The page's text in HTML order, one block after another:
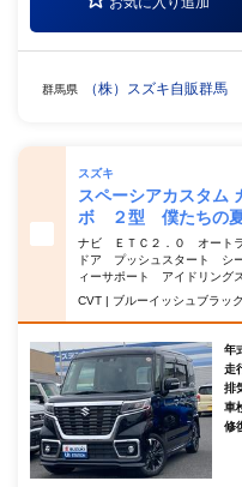
群馬県 （株）スズキ自販群
スズキ
スペーシアカスタ
ボ ２型 僕たちの夏
ナビ ＥＴＣ２．０ オート
ドア プッシュスタート シ
ィーサポート アイドリング
CVT | ブルーイッシュブラッ
年
走
排
車
修